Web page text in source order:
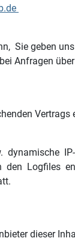
geben
Anfragen
Vertrags
dynamische
den Logfiles
dieser